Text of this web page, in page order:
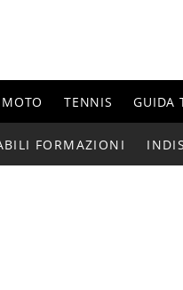
MOTO TENNIS GUIDA
FORMAZIONI